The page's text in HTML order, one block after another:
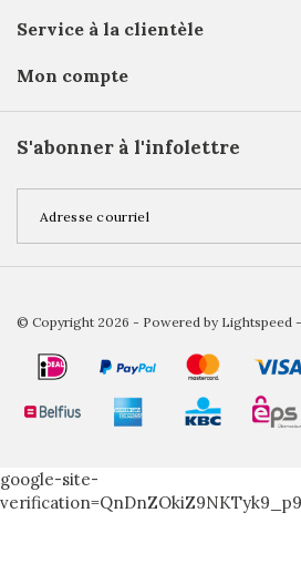
Service à la clientèle
Mon compte
S'abonner à l'infolettre
© Copyright 2026 - Powered by Lightspeed
google-site-